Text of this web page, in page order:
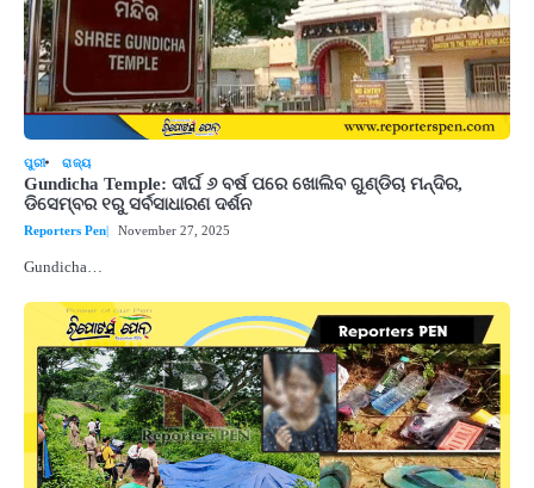
ପୁରୀ ରାଜ୍ୟ
Gundicha Temple: ଦୀର୍ଘ ୬ ବର୍ଷ ପରେ ଖୋଲିବ ଗୁଣ୍ଡିଚା ମନ୍ଦିର,
ଡିସେମ୍ବର ୧ରୁ ସର୍ବସାଧାରଣ ଦର୍ଶନ
Reporters Pen November 27, 2025
Gundicha…